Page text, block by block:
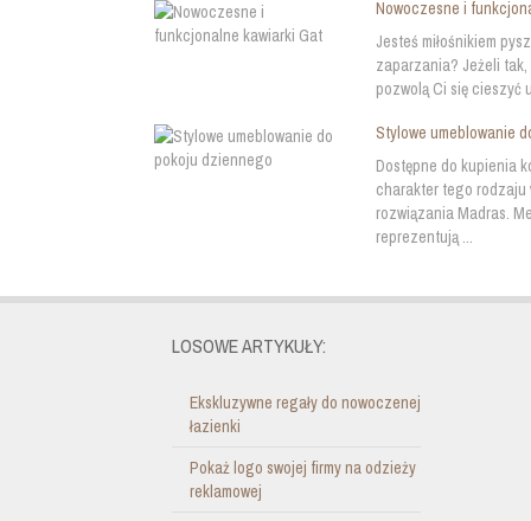
Nowoczesne i
Jesteś miłośnikiem
zaparzania? Jeżeli tak,
pozwolą Ci się cieszyć
Stylowe umeblowanie
Dostępne do kupienia
charakter tego rodzaju
rozwiązania Madras.
reprezentują ...
LOSOWE ARTYKUŁY:
Ekskluzywne regały do nowoczenej
łazienki
Pokaż logo swojej firmy na odzieży
reklamowej